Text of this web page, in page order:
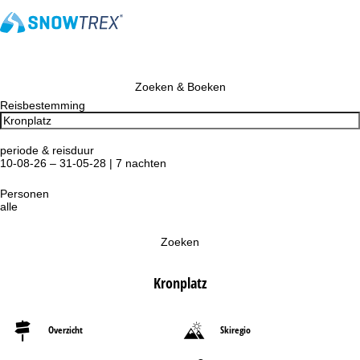
Zoeken & Boeken
Reisbestemming
periode & reisduur
10-08-26 – 31-05-28 | 7 nachten
Personen
alle
Zoeken
Kronplatz
Overzicht Skiregio